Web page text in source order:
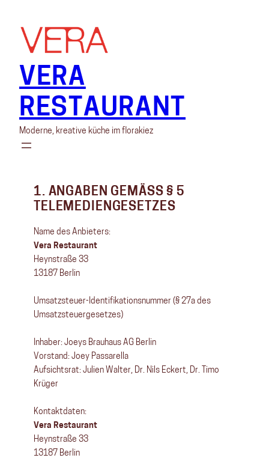
content
VERA
RESTAURANT
Moderne, kreative küche im florakiez
1. ANGABEN GEMÄSS § 5 T
ELEMEDIENGESETZES
Name des Anbieters:
Vera Restaurant
Heynstraße 33
13187 Berlin
Umsatzsteuer-Identifikationsnummer (§ 27a des
Umsatzsteuergesetzes)
Inhaber: Joeys Brauhaus AG Berlin
Vorstand: Joey Passarella
Aufsichtsrat: Julien Walter, Dr. Nils Eckert, Dr. Timo
Krüger
Kontaktdaten:
Vera Restaurant
Heynstraße 33
13187 Berlin